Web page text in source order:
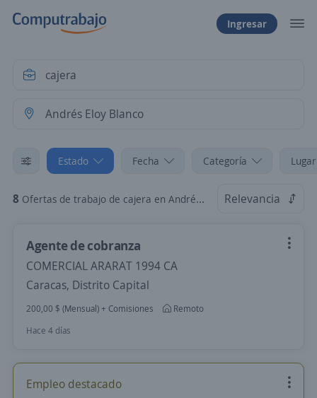
Ingresar
Estado Fecha Categoría
8 Ofertas de trabajo de cajera en Andrés Eloy Blanco, Lara Relevancia
Agente de cobranza
COMERCIAL ARARAT 1994 CA
Caracas, Distrito Capital
200,00 $ (Mensual) + Comisiones
Remoto
Hace 4 días
Empleo destacado